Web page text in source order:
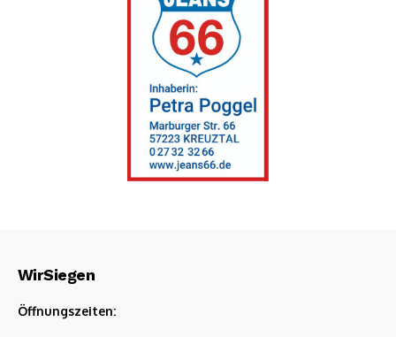
WirSiegen
Öffnungszeiten: